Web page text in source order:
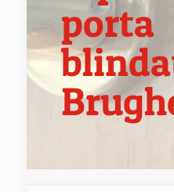
porta